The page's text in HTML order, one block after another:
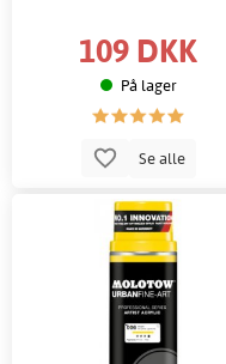
109 DKK
På lager
Se alle